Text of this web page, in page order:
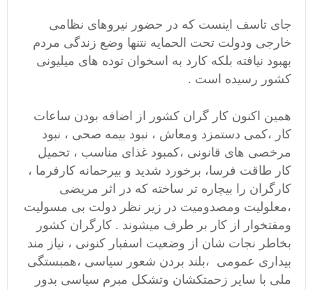
جای تاسف اینست که در حضور نیروهای نظامی
خارجی ودولت تحت الحمایه نتنها وضع زندگی مردم
بهبود نیافته بلکه کارد به اسخوان توده های میلیونی
کشور رسیده است .
همین اکنون کار گران کشور از اضافه بودن ساعات
کار ،کمی دستمزد ومعاش ، نبود بیمه صحی ، نبود
مرخصی های قانونی ،کمبود غذای مناسب ، تحمیل
کار طاقت فرسا، برخورد شدید و بیرحمانه کارفرما ،
کارگران را بیچاره تر ساخته که در اثر مریضی
،معلولیت ومصدومیت در زیر نظر دولت بی مسولیت
ومفتخوار از کار بر طرف میشوند . کارگران کشور
بخاطر نجات شان از وضعیت اسفبار کنونی ، نیاز مند
بیداری عمومی ،بلند بردن شعور سیاسی ،همبستگی
ملی با سایر زحمتکشان وتشکل مبرم سیاسی بدور